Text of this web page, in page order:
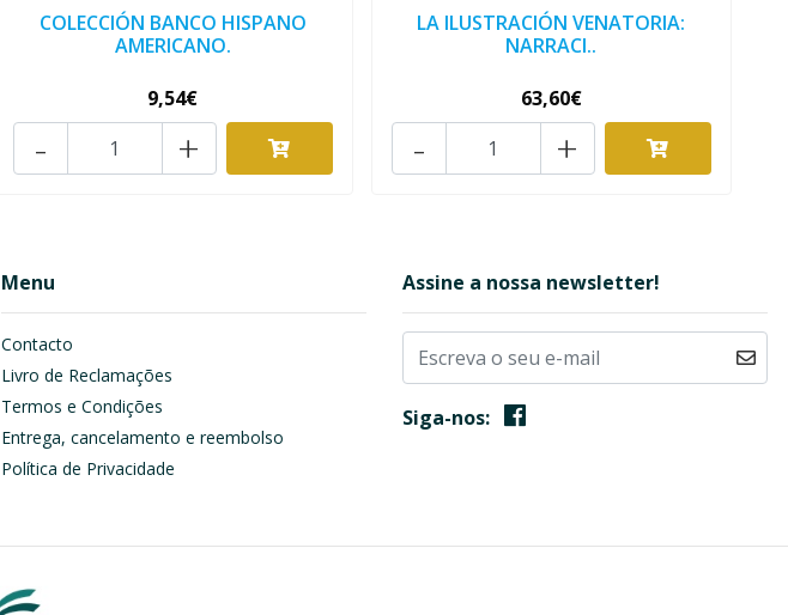
COLECCIÓN BANCO HISPANO
AMERICANO.
9,54€
+
-
LA ILUSTRACIÓN VENATORIA:
NARRACI..
63,60€
+
-
Menu
Contacto
Livro de Reclamações
Termos e Condições
Entrega, cancelamento e reembolso
Política de Privacidade
Assine a nossa newsletter!
Siga-nos: